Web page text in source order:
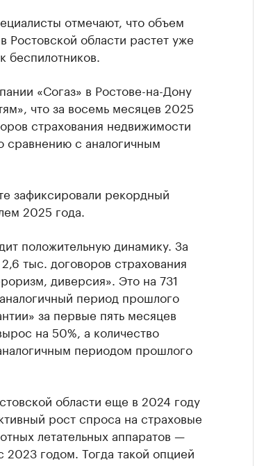
отмечают, что объем
Ростовской области растет уже
беспилотников.
«Согаз» в Ростове-на-Дону
что за восемь месяцев 2025
страхования недвижимости
сравнению с аналогичным
зафиксировали рекордный
2025 года.
положительную динамику. За
тыс. договоров страхования
диверсия». Это на 731
период прошлого
за первые пять месяцев
на 50%, а количество
периодом прошлого
области еще в 2024 году
рост спроса на страховые
летательных аппаратов —
годом. Тогда такой опцией